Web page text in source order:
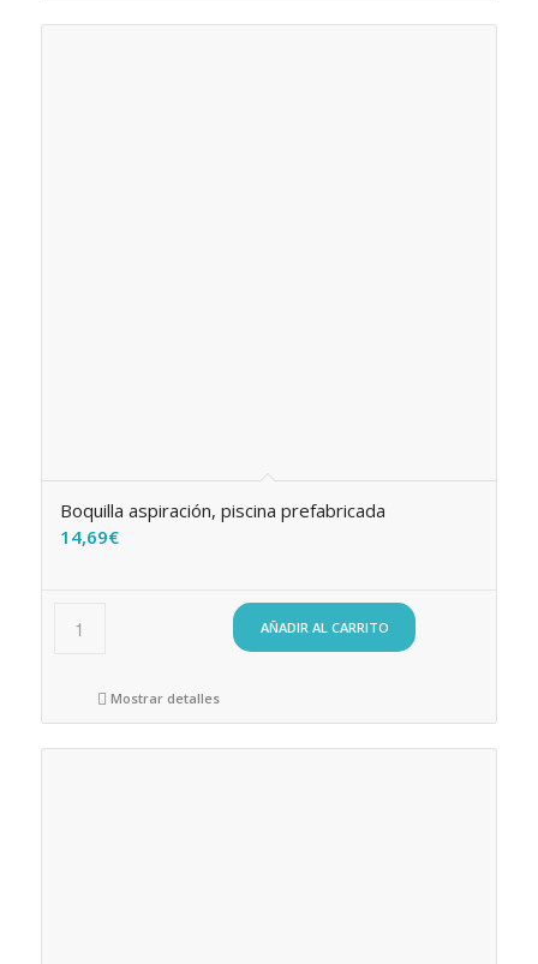
Boquilla aspiración, piscina prefabricada
14,69€
AÑADIR AL CARRITO
Mostrar detalles